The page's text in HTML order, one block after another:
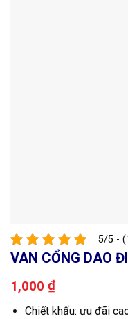
5/5 -
VAN CỔNG DAO
1,000 ₫
Chiết khấu: ưu đãi